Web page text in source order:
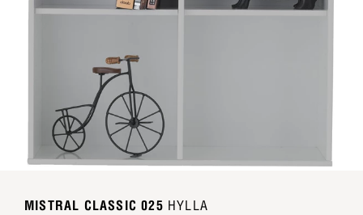
MISTRAL CLASSIC 025 HYLLA